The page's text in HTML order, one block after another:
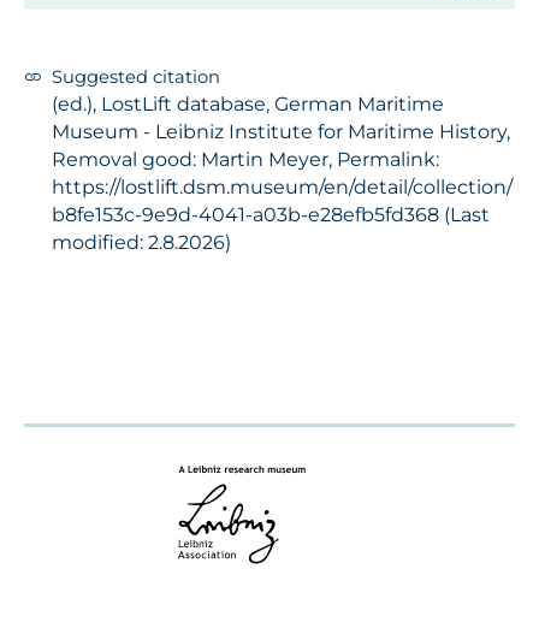
Suggested citation
(ed.), LostLift database, German Maritime
Museum - Leibniz Institute for Maritime History,
Removal good: Martin Meyer, Permalink:
https://lostlift.dsm.museum/en/detail/collection/
b8fe153c-9e9d-4041-a03b-e28efb5fd368 (Last
modified: 2.8.2026)